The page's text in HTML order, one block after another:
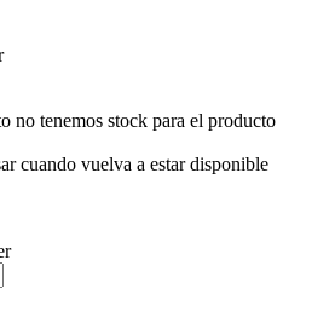
no tenemos stock para el producto
cuando vuelva a estar disponible